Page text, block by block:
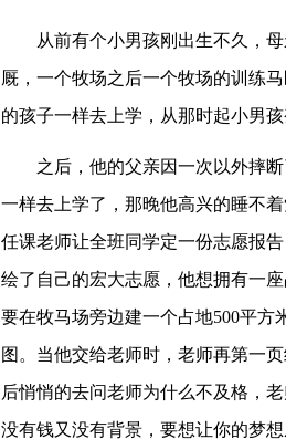
从前有个小男孩刚出生不久，
厩，一个牧场之后一个牧场的训练
的孩子一样去上学，从那时起小男
之后，他的父亲因一次以外摔
一样去上学了，那晚他高兴的睡不
任课老师让全班同学定一份志愿报
绘了自己的宏大志愿，他想拥有一
要在牧马场旁边建一个占地500平
图。当他交给老师时，老师再第一
后悄悄的去问老师为什么不及格，
没有钱又没有背景，要想让你的梦